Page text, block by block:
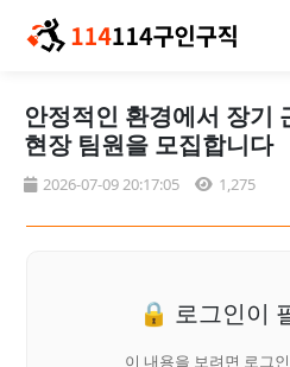
안정적인 환경에서 장기
현장 팀원을 모집합니다
2026-07-09 20:17:05 1,275
🔒 로그인이
이 내용을 보려면 로그